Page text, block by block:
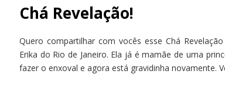
Chá Revelação!
Quero compartilhar com vocês esse Chá
Erika do Rio de Janeiro. Ela já é mamãe de uma
fazer o enxoval e agora está gravidinha novamente.